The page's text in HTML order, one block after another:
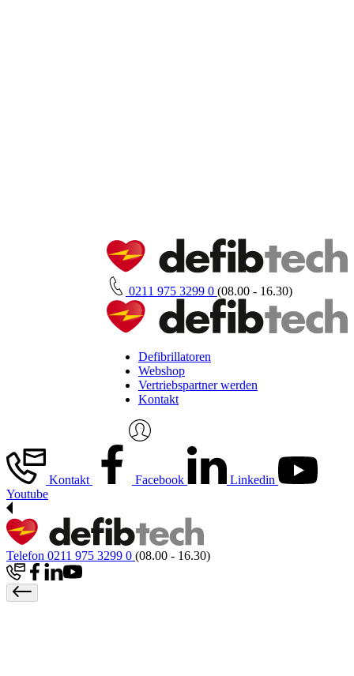
0211 975 3299 0 (08.00 - 16.30)
Defibrillatoren
Webshop
Vertriebspartner werden
Kontakt
Kontakt Facebook
Linkedin
Youtube
Telefon 0211 975 3299 0 (08.00 - 16.30)